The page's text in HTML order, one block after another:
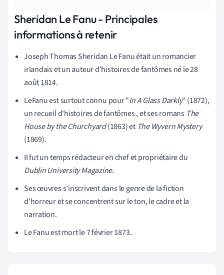
Sheridan Le Fanu - Principales
informations à retenir
Joseph Thomas Sheridan Le Fanu était un romancier
irlandais et un auteur d'histoires de fantômes né le 28
août 1814.
LeFanu est surtout connu pour "In A Glass Darkly" (1872),
un recueil d'histoires de fantômes, et ses romans The
House by the Churchyard(1863) et The Wyvern Mystery
(1869).
Il fut un temps rédacteur en chef et propriétaire du
Dublin University Magazine.
Ses œuvres s'inscrivent dans le genre de la fiction
d'horreur et se concentrent sur le ton, le cadre et la
narration.
Le Fanu est mort le 7 février 1873.